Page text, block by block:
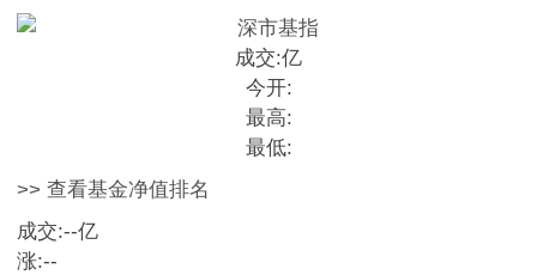
成交:亿
今开:
最高:
最低:
>> 查看基金净值排名
成交:--亿
涨:--